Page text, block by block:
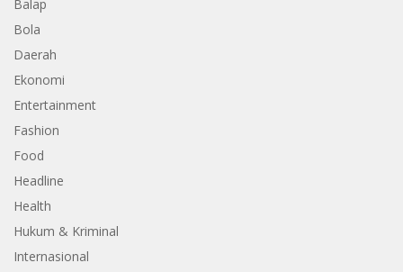
Balap
Bola
Daerah
Ekonomi
Entertainment
Fashion
Food
Headline
Health
Hukum & Kriminal
Internasional